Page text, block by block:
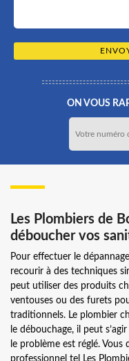
ON VOUS
Les Plombiers de
déboucher vos
Pour effectuer le
recourir à des techniques
peut utiliser des produits
ventouses ou des furets
traditionnels. Le plombier
le débouchage, il peut
le problème est réglé.
professionnel tel Les